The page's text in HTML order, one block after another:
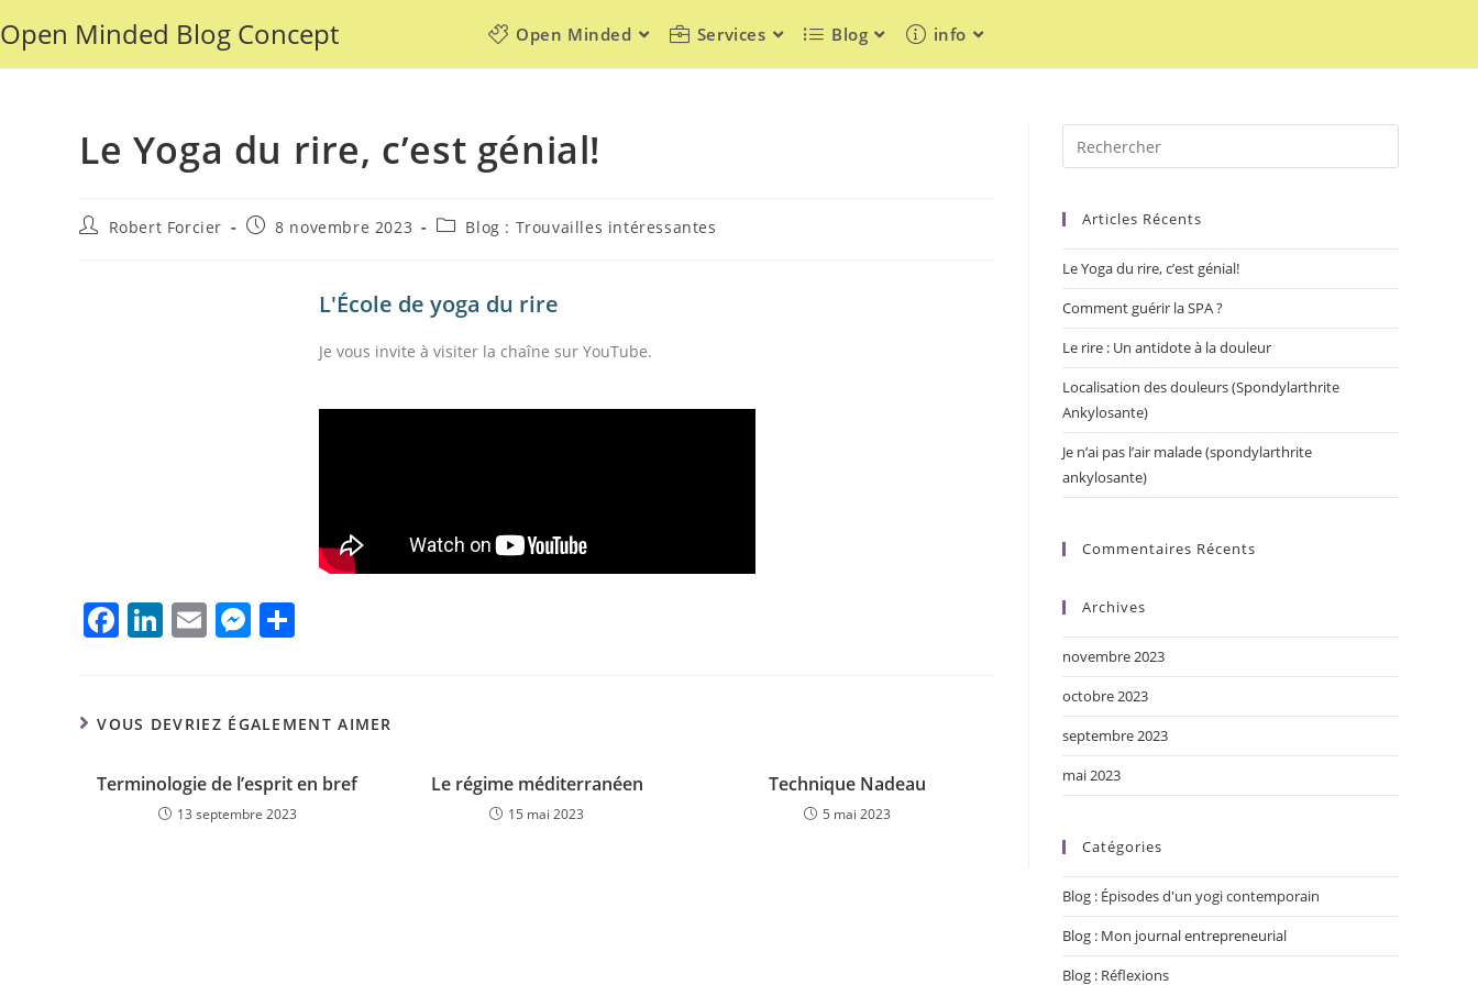
Open Minded Blog Concept Open Minded Services Blog info
Le Yoga du rire, c’est génial!
Robert Forcier 8 novembre 2023 Blog : Trouvailles intéressantes
L'École de yoga du rire
Je vous invite à visiter la chaîne sur YouTube.
F
e
o
Li
e
n
E
l
M
e
g
er
g
VOUS DEVRIEZ ÉGALEMENT AIMER
Terminologie de l’esprit en bref
13 septembre 2023
Le régime méditerranéen
15 mai 2023
Technique Nadeau
5 mai 2023
Articles Récents
Le Yoga du rire, c’est génial!
Comment guérir la SPA ?
Le rire : Un antidote à la douleur
Localisation des douleurs (Spondylarthrite
Ankylosante)
Je n’ai pas l’air malade (spondylarthrite
ankylosante)
Commentaires Récents
Archives
novembre 2023
octobre 2023
septembre 2023
mai 2023
Catégories
Blog : Épisodes d'un yogi contemporain
Blog : Mon journal entrepreneurial
Blog : Réflexions